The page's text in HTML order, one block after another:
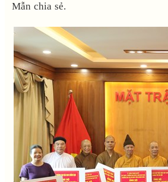
Mẫn chia sẻ.